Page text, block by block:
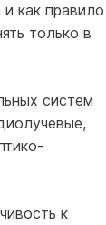
как правило
только в
систем
к